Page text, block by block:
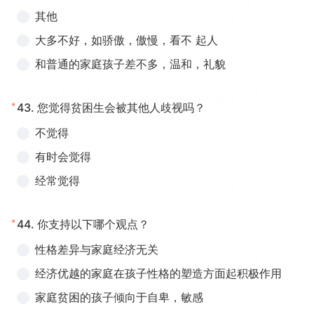
其他
大多不好，如骄傲，傲慢，看不 起人
和普通的家庭孩子差不多，温和，礼貌
* 43. 您觉得贫困生会被其他人歧视吗？
不觉得
有时会觉得
经常觉得
* 44. 你支持以下哪个观点？
性格差异与家庭经济无关
经济优越的家庭在孩子性格的塑造方面起积极作用
家庭贫困的孩子倾向于自卑，敏感